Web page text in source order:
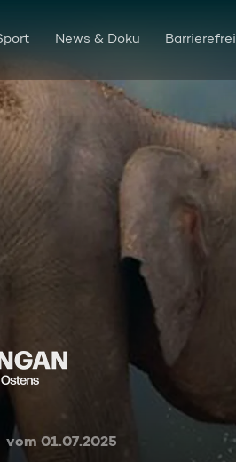
News & Doku Barrierefrei
vom 01.07.2025